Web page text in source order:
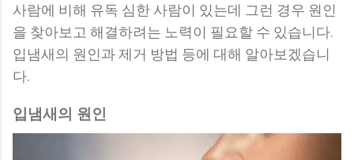
사람에 비해 유독 심한 사람이 있는데 그런 경우 원인
을 찾아보고 해결하려는 노력이 필요할 수 있습니다.
입냄새의 원인과 제거 방법 등에 대해 알아보겠습니
다.
입냄새의 원인